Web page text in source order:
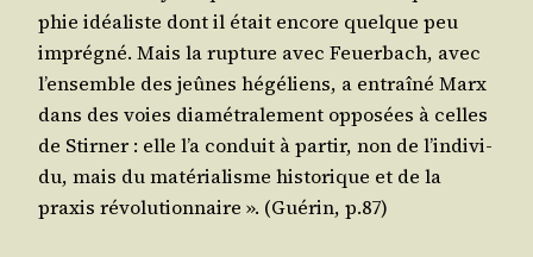
phie idéa­liste dont il était encore quelque peu
impré­gné. Mais la rup­ture avec Feuer­bach, avec
l’en­semble des jeûnes hégé­liens, a entraî­né Marx
dans des voies dia­mé­tra­le­ment oppo­sées à celles
de Stir­ner : elle l’a conduit à par­tir, non de l’in­di­vi­
du, mais du maté­ria­lisme his­to­rique et de la
praxis révo­lu­tion­naire ». (Gué­rin, p.87)